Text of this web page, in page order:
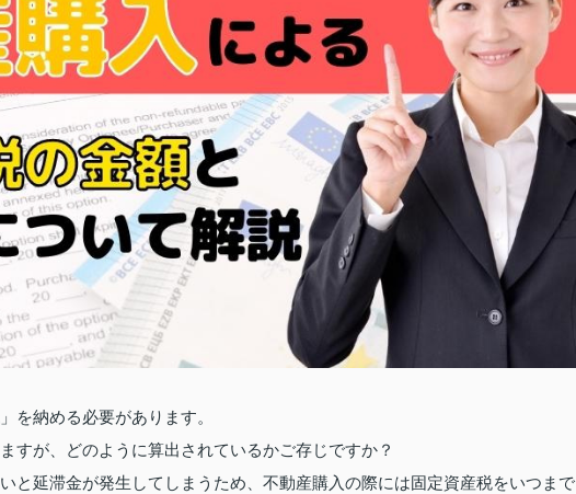
を納める必要があります。
すが、どのように算出されているかご存じですか？
と延滞金が発生してしまうため、不動産購入の際には固定資産税をいつまで